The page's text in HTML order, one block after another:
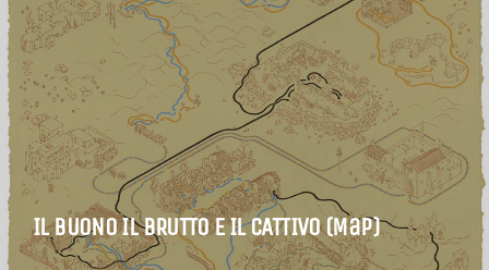
IL BUONO IL BRUTTO E IL CATTIVO (Map)